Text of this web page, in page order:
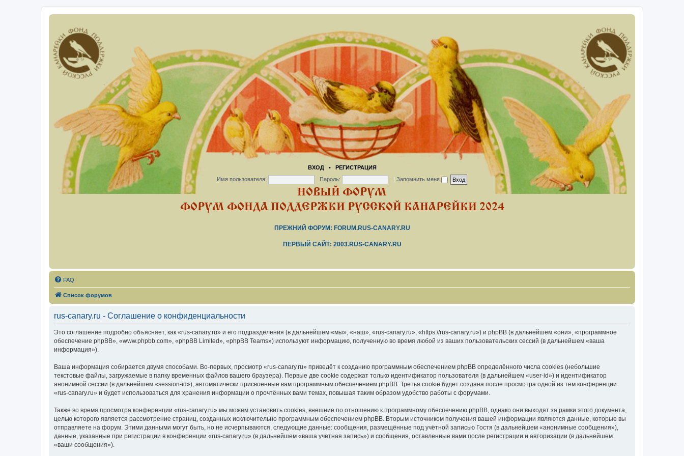
ВХОД• РЕГИСТРАЦИЯ
Имя пользователя:
Пароль: | Запомнить меня
НОВЫЙ ФОРУМ
ФОРУМ ФОНДА ПОДДЕРЖКИ РУССКОЙ КАНАРЕЙКИ 2024
ПРЕЖНИЙ ФОРУМ: FORUM.RUS-CANARY.RU
ПЕРВЫЙ САЙТ: 2003.RUS-CANARY.RU
FAQ
Список форумов
rus-canary.ru - Соглашение о конфиденциальности
Это соглашение подробно объясняет, как «rus-canary.ru» и его подразделения (в дальнейшем «мы», «наш», «rus-canary.ru», «https://rus-canary.ru») и phpBB (в дальнейшем «они», «программное
обеспечение phpBB», «www.phpbb.com», «phpBB Limited», «phpBB Teams») используют информацию, полученную во время любой из ваших пользовательских сессий (в дальнейшем «ваша
информация»).
Ваша информация собирается двумя способами. Во-первых, просмотр «rus-canary.ru» приведёт к созданию программным обеспечением phpBB определённого числа cookies (небольшие
текстовые файлы, загружаемые в папку временных файлов вашего браузера). Первые две cookie содержат только идентификатор пользователя (в дальнейшем «user-id») и идентификатор
анонимной сессии (в дальнейшем «session-id»), автоматически присвоенные вам программным обеспечением phpBB. Третья cookie будет создана после просмотра одной из тем конференции
«rus-canary.ru» и будет использоваться для хранения информации о прочтённых вами темах, повышая таким образом удобство работы с форумами.
Также во время просмотра конференции «rus-canary.ru» мы можем установить cookies, внешние по отношению к программному обеспечению phpBB, однако они выходят за рамки этого документа,
целью которого является рассмотрение страниц, созданных исключительно программным обеспечением phpBB. Вторым источником получения вашей информации являются данные, которые вы
отправляете на форум. Этими данными могут быть, но не исчерпываются, следующие данные: сообщения, размещённые под учётной записью Гостя (в дальнейшем «анонимные сообщения»),
данные, указанные при регистрации в конференции «rus-canary.ru» (в дальнейшем «ваша учётная запись») и сообщения, оставленные вами после регистрации и авторизации (в дальнейшем
«ваши сообщения»).